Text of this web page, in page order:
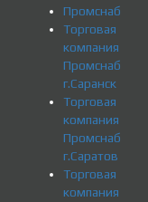
Промснаб
Торговая
компания
Промснаб
г.Саранск
Торговая
компания
Промснаб
г.Саратов
Торговая
компания